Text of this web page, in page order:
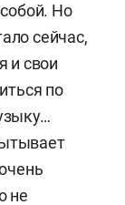
Но
сейчас,
и свои
по
не